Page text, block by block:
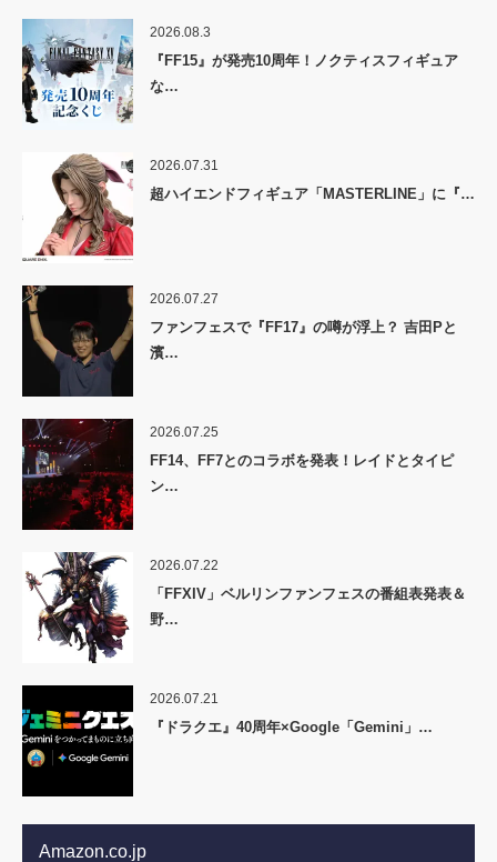
2026.08.3
『FF15』が発売10周年！ノクティスフィギュア
な…
2026.07.31
超ハイエンドフィギュア「MASTERLINE」に『…
2026.07.27
ファンフェスで『FF17』の噂が浮上？ 吉田Pと
濱…
2026.07.25
FF14、FF7とのコラボを発表！レイドとタイピ
ン…
2026.07.22
「FFXIV」ベルリンファンフェスの番組表発表＆
野…
2026.07.21
『ドラクエ』40周年×Google「Gemini」…
Amazon.co.jp